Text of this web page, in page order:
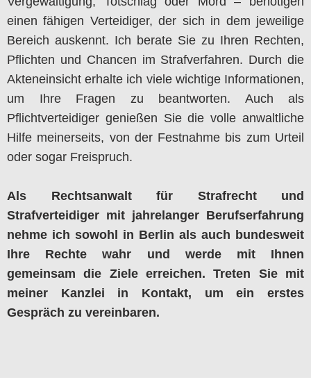
einen fähigen Verteidiger, der sich in dem jeweilige
Bereich auskennt. Ich berate Sie zu Ihren Rechten,
Pflichten und Chancen im Strafverfahren. Durch die
Akteneinsicht erhalte ich viele wichtige Informationen,
um Ihre Fragen zu beantworten. Auch als
Pflichtverteidiger genießen Sie die volle anwaltliche
Hilfe meinerseits, von der Festnahme bis zum Urteil
oder sogar Freispruch.
Als Rechtsanwalt für Strafrecht und
Strafverteidiger mit jahrelanger Berufserfahrung
nehme ich sowohl in Berlin als auch bundesweit
Ihre Rechte wahr und werde mit Ihnen
gemeinsam die Ziele erreichen. Treten Sie mit
meiner Kanzlei in Kontakt, um ein erstes
Gespräch zu vereinbaren.